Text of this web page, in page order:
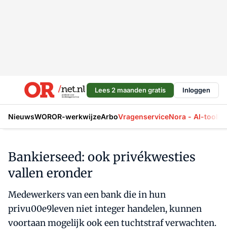
Lees 2 maanden gratis Inloggen
NieuwsWOROR-werkwijzeArboVragenserviceNora - AI-tool
Bankierseed: ook privékwesties
vallen eronder
Medewerkers van een bank die in hun
privu00e9leven niet integer handelen, kunnen
voortaan mogelijk ook een tuchtstraf verwachten.